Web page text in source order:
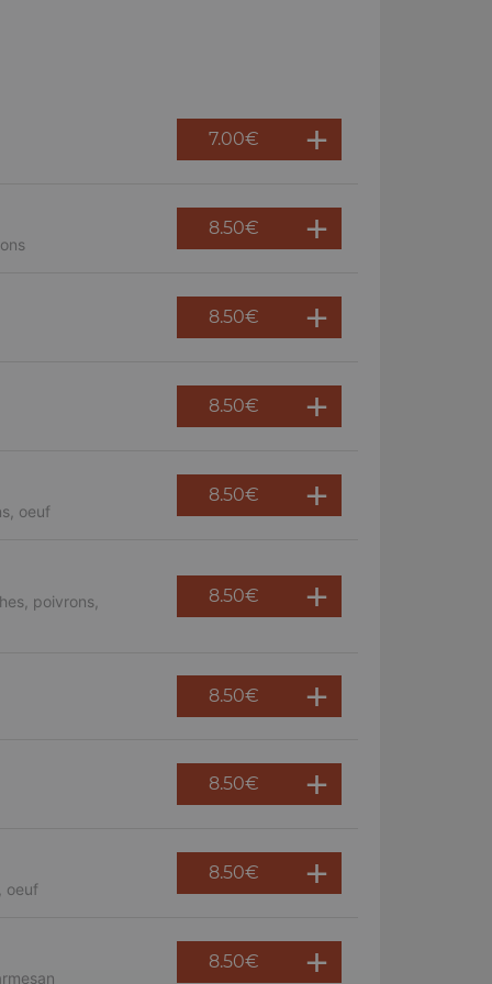
7.00€
8.50€
8.50€
8.50€
oeuf
8.50€
poivrons,
8.50€
8.50€
8.50€
oeuf
8.50€
8.50€